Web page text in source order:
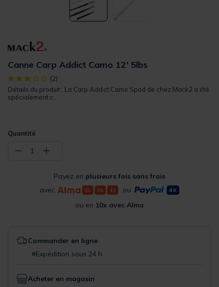
Canne Carp Addict Camo 12' 5lbs
[object Object] out of 5 Customer Rating
(2)
Détails du produit : La Carp Addict Camo Spod de chez Mack2 a été
spécialement c...
Quantité
− 1 +
Payez en plusieurs fois sans frais
avec
ou
ou en 10x avec Alma
Commander en ligne
Expédition sous 24 h
Acheter en magasin